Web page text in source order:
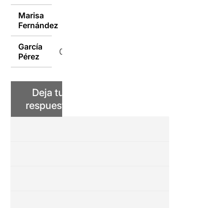
Marisa
Fernández
García
Pérez
02/10/2019
Deja tu
respuesta